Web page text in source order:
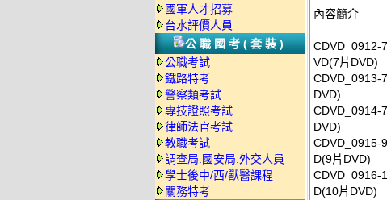
國軍人才招募
台水評價人員
公職國考(套裝)
公職考試
鐵路特考
警察類考試
專技證照考試
律師法官考試
教職考試
調查局.國安局.外交人員
學士後中/西/獸醫課程
關務特考
內容簡介
CDVD_0912-
VD(7片DVD)
CDVD_0913-
DVD)
CDVD_0914-
DVD)
CDVD_0915-
D(9片DVD)
CDVD_0916-
D(10片DVD)